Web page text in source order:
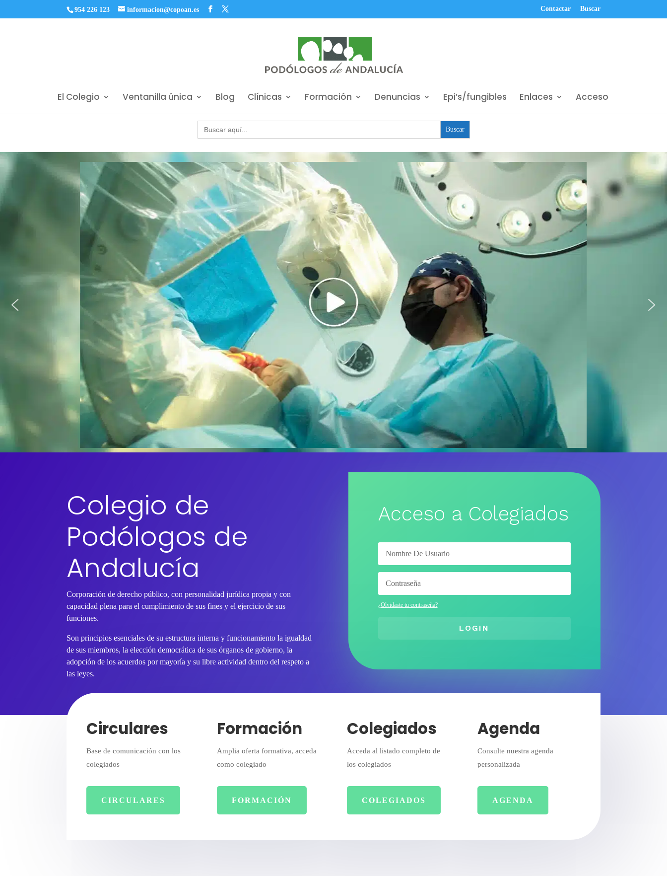
954 226 123 informacion@copoan.es Contactar Buscar
El Colegio Ventanilla única Blog Clínicas Formación Denuncias Epi’s/fungibles Enlaces Acceso
Buscar:
Colegio de
Podólogos de
Andalucía
Corporación de derecho público, con personalidad jurídica propia y con
capacidad plena para el cumplimiento de sus fines y el ejercicio de sus
funciones.
Son principios esenciales de su estructura interna y funcionamiento la igualdad
de sus miembros, la elección democrática de sus órganos de gobierno, la
adopción de los acuerdos por mayoría y su libre actividad dentro del respeto a
las leyes.
Acceso a Colegiados
¿Olvidaste tu contraseña?
LOGIN
Circulares
Base de comunicación con los
colegiados
CIRCULARES
Formación
Amplia oferta formativa, acceda
como colegiado
FORMACIÓN
Colegiados
Acceda al listado completo de
los colegiados
COLEGIADOS
Agenda
Consulte nuestra agenda
personalizada
AGENDA